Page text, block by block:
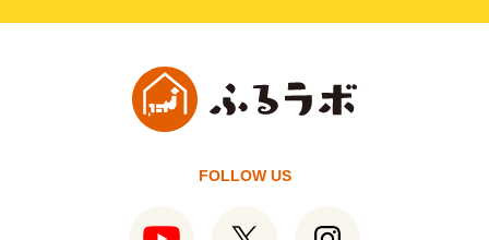
FOLLOW US